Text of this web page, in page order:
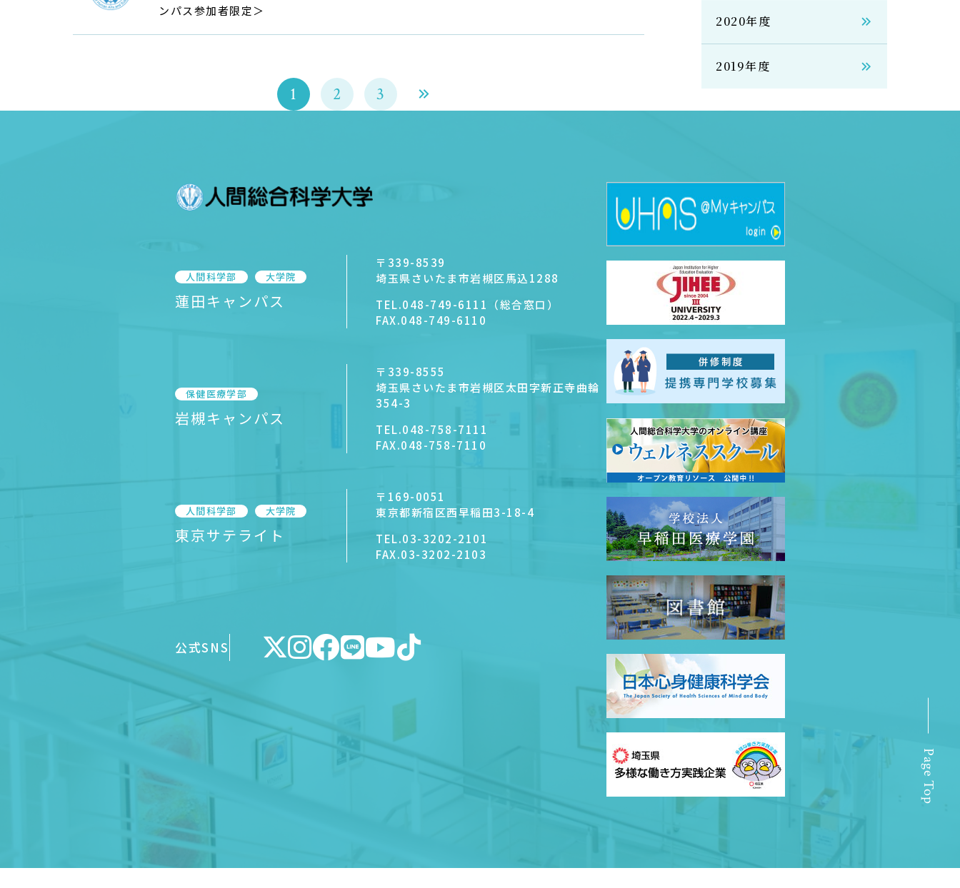
ンパス参加者限定＞
1 2 3
2020年度
2019年度
人間科学部 大学院
蓮田キャンパス
〒339-8539
埼玉県さいたま市岩槻区馬込1288
TEL.048-749-6111（総合窓口）
FAX.048-749-6110
保健医療学部
岩槻キャンパス
〒339-8555
埼玉県さいたま市岩槻区太田字新正寺曲輪
354-3
TEL.048-758-7111
FAX.048-758-7110
人間科学部 大学院
東京サテライト
〒169-0051
東京都新宿区西早稲田3-18-4
TEL.03-3202-2101
FAX.03-3202-2103
公式SNS
Page Top